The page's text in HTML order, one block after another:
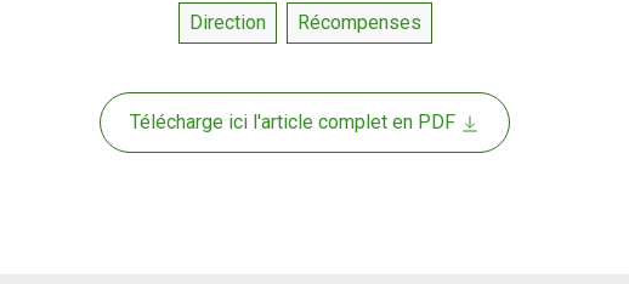
Direction Récompenses
Télécharge ici l'article complet en PDF